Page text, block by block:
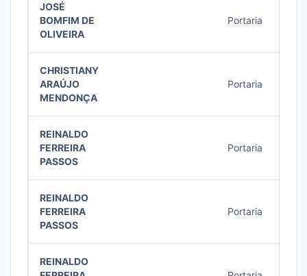
JOSÉ
BOMFIM DE
OLIVEIRA
Portaria
CHRISTIANY
ARAÚJO
MENDONÇA
Portaria
REINALDO
FERREIRA
PASSOS
Portaria
REINALDO
FERREIRA
PASSOS
Portaria
REINALDO